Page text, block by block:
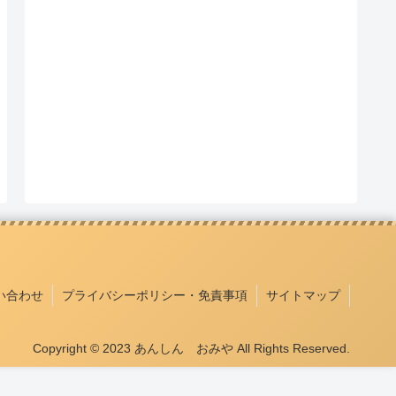
合わせ プライバシーポリシー・免責事項 サイトマップ
Copyright © 2023 あんしん おみや All Rights Reserved.